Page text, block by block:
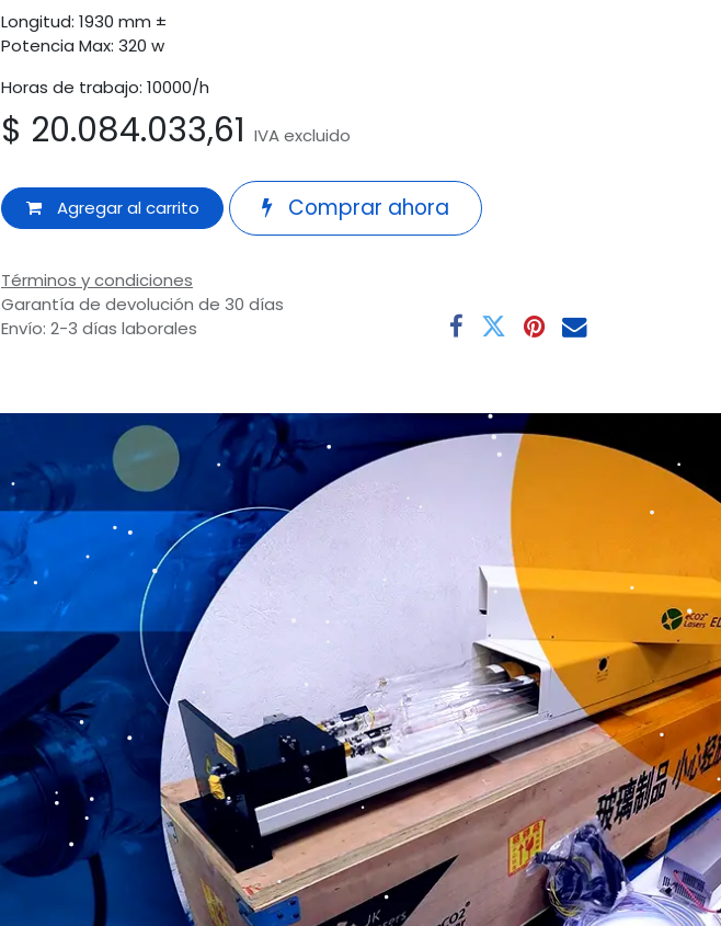
Longitud: 1930 mm ±
Potencia Max: 320 w
Horas de trabajo: 10000/h
$ 20.084.033,61 IVA excluido
Agregar al carrito Comprar ahora
Términos y condiciones
Garantía de devolución de 30 días
Envío: 2-3 días laborales